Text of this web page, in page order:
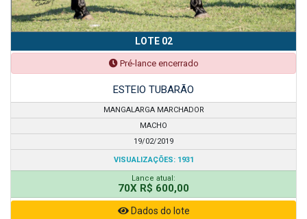
LOTE 02
Pré-lance encerrado
ESTEIO TUBARÃO
MANGALARGA MARCHADOR
MACHO
19/02/2019
VISUALIZAÇÕES: 1931
Lance atual:
70X R$ 600,00
Dados do lote